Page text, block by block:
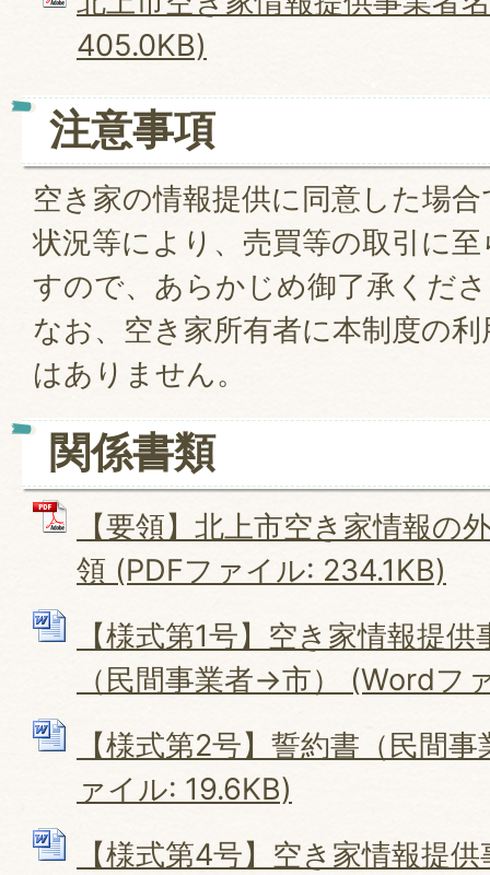
405.0KB)
注意事項
空き家の情報提供に同意した場
状況等により、売買等の取引に
すので、あらかじめ御了承くだ
なお、空き家所有者に本制度の
はありません。
関係書類
【要領】北上市空き家情報の
領 (PDFファイル: 234.1KB)
【様式第1号】空き家情報提
（民間事業者→市） (Wordフ
【様式第2号】誓約書（民間
ァイル: 19.6KB)
【様式第4号】空き家情報提